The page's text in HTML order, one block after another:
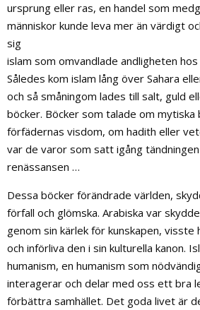
ursprung eller ras, en handel som
människor kunde leva mer än värdigt
sig
islam som omvandlade andligheten
Således kom islam lång över Sahara
och så småningom lades till salt, guld
böcker. Böcker som talade om
förfädernas visdom, om hadith eller
var de varor som satt igång
renässansen …
Dessa böcker förändrade världen,
förfall och glömska. Arabiska var
genom sin kärlek för kunskapen, visste
och införliva den i sin kulturella kanon.
humanism, en humanism som
interagerar och delar med oss ett bra
förbättra samhället. Det goda livet är